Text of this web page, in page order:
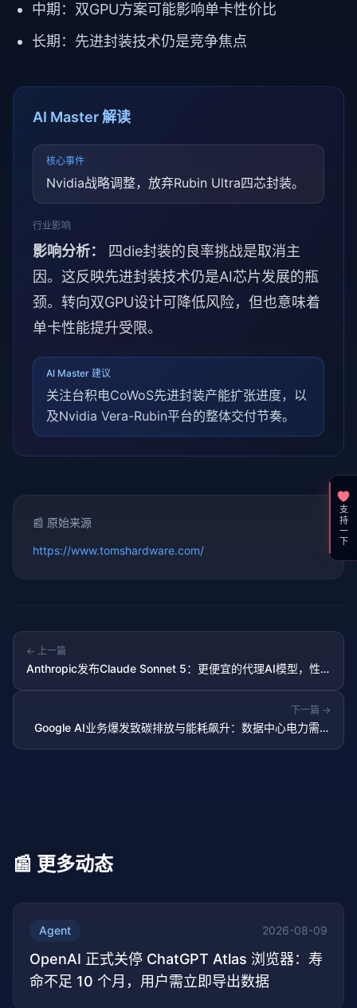
中期：双GPU方案可能影响单卡性价比
长期：先进封装技术仍是竞争焦点
AI Master 解读
核心事件
Nvidia战略调整，放弃Rubin Ultra四芯封装。
行业影响
影响分析：
四die封装的良率挑战是取消主
因。这反映先进封装技术仍是AI芯片发展的瓶
颈。转向双GPU设计可降低风险，但也意味着
单卡性能提升受限。
AI Master 建议
关注台积电CoWoS先进封装产能扩张进度，以
及Nvidia Vera-Rubin平台的整体交付节奏。
📰 原始来源
https://www.tomshardware.com/
← 上一篇
Anthropic发布Claude Sonnet 5：更便宜的代理AI模型，性
下一篇 →
Google AI业务爆发致碳排放与能耗飙升：数据中心电力需求
📰 更多动态
Agent 2026-08-09
OpenAI 正式关停 ChatGPT Atlas 浏览器：寿
命不足 10 个月，用户需立即导出数据
支持一下